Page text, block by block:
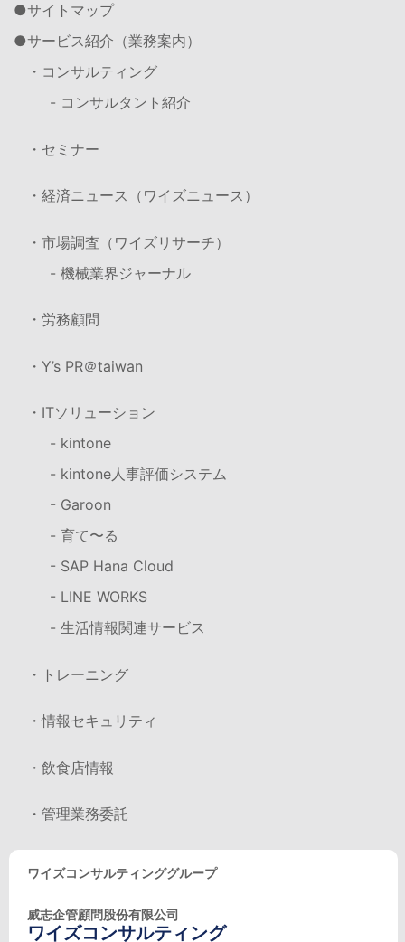
サイトマップ
サービス紹介（業務案内）
・コンサルティング
- コンサルタント紹介
・セミナー
・経済ニュース（ワイズニュース）
・市場調査（ワイズリサーチ）
- 機械業界ジャーナル
・労務顧問
・Y’s PR＠taiwan
・ITソリューション
- kintone
- kintone人事評価システム
- Garoon
- 育て〜る
- SAP Hana Cloud
- LINE WORKS
- 生活情報関連サービス
・トレーニング
・情報セキュリティ
・飲食店情報
・管理業務委託
ワイズコンサルティンググループ
威志企管顧問股份有限公司
ワイズコンサルティング